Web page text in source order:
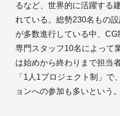
るなど、世界的に活躍する
れている。総勢230名もの
が多数進行している中、
専門スタッフ10名によって
は始めから終わりまで担当
「1人1プロジェクト制」で
ョンへの参加も多いという。